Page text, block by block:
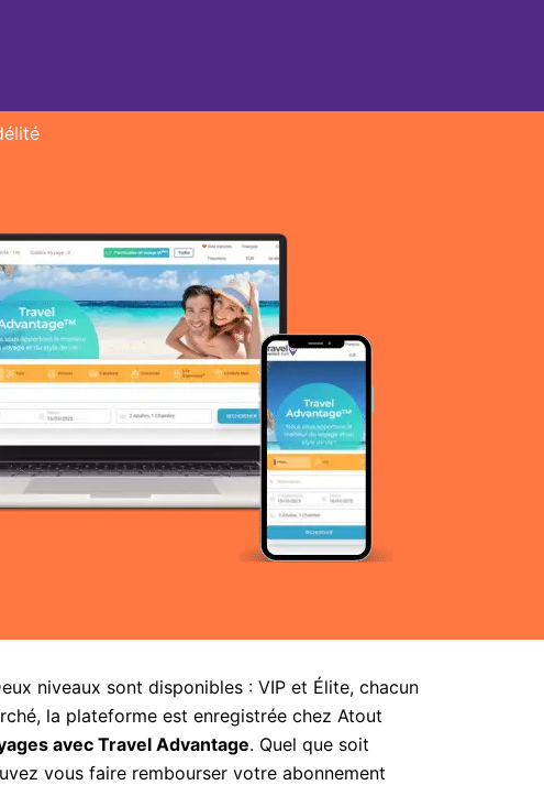
niveaux sont disponibles : VIP et Élite, chacun
la plateforme est enregistrée chez Atout
avec Travel Advantage. Quel que soit
vous faire rembourser votre abonnement